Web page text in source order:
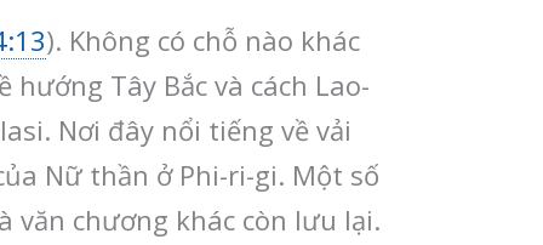
). Không có chỗ nào khác
Tây Bắc và cách Lao-
Nơi đây nổi tiếng về vải
Nữ thần ở Phi-ri-gi. Một số
văn chương khác còn lưu lại.